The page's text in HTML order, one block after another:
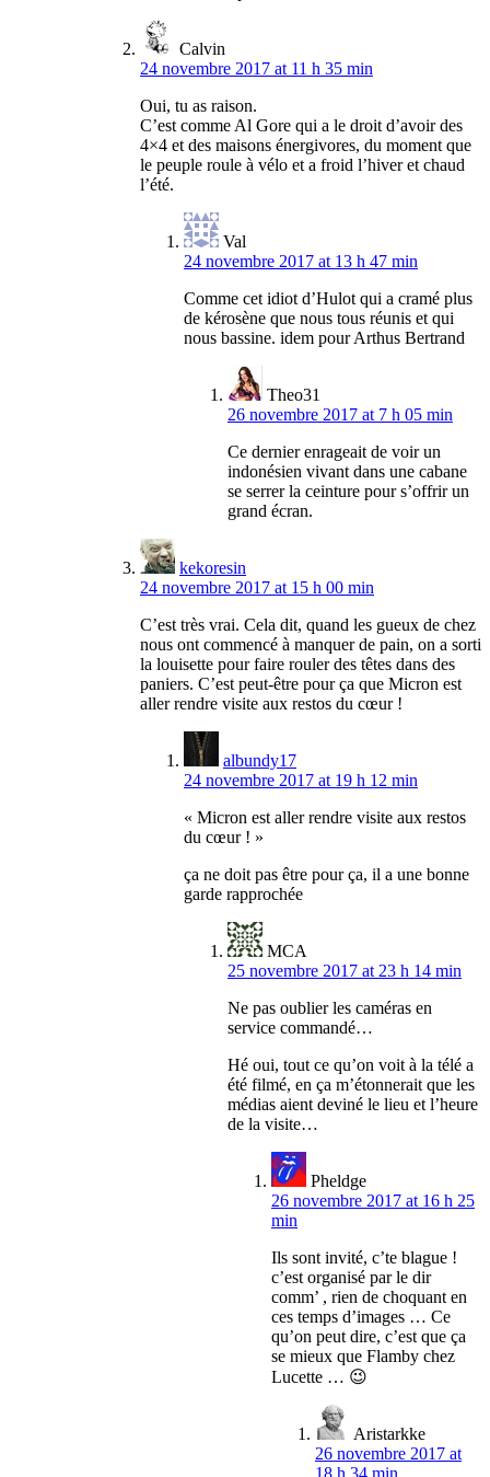
Calvin
24 novembre 2017 at 11 h 35 min
Oui, tu as raison.
C’est comme Al Gore qui a le droit d’avoir des
4×4 et des maisons énergivores, du moment que
le peuple roule à vélo et a froid l’hiver et chaud
l’été.
Val
24 novembre 2017 at 13 h 47 min
Comme cet idiot d’Hulot qui a cramé plus
de kérosène que nous tous réunis et qui
nous bassine. idem pour Arthus Bertrand
Theo31
26 novembre 2017 at 7 h 05 min
Ce dernier enrageait de voir un
indonésien vivant dans une cabane
se serrer la ceinture pour s’offrir un
grand écran.
kekoresin
24 novembre 2017 at 15 h 00 min
C’est très vrai. Cela dit, quand les gueux de chez
nous ont commencé à manquer de pain, on a sorti
la louisette pour faire rouler des têtes dans des
paniers. C’est peut-être pour ça que Micron est
aller rendre visite aux restos du cœur !
albundy17
24 novembre 2017 at 19 h 12 min
« Micron est aller rendre visite aux restos
du cœur ! »
ça ne doit pas être pour ça, il a une bonne
garde rapprochée
MCA
25 novembre 2017 at 23 h 14 min
Ne pas oublier les caméras en
service commandé…
Hé oui, tout ce qu’on voit à la télé a
été filmé, en ça m’étonnerait que les
médias aient deviné le lieu et l’heure
de la visite…
Pheldge
26 novembre 2017 at 16 h 25
min
Ils sont invité, c’te blague !
c’est organisé par le dir
comm’ , rien de choquant en
ces temps d’images … Ce
qu’on peut dire, c’est que ça
se mieux que Flamby chez
Lucette … 😉
Aristarkke
26 novembre 2017 at
18 h 34 min